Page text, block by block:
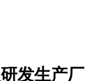
研发生产厂